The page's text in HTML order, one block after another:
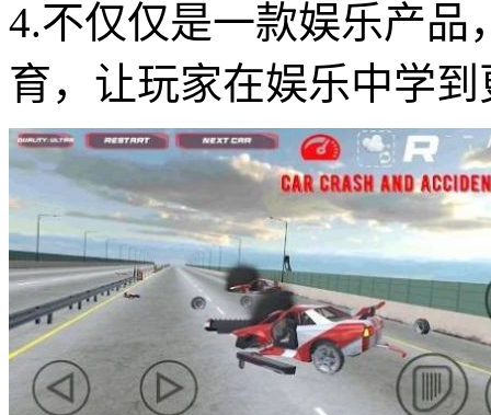
4.不仅仅是一款娱乐产品
育，让玩家在娱乐中学